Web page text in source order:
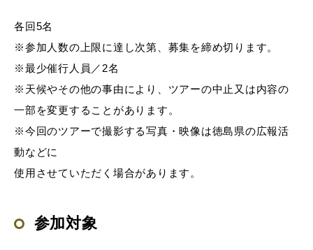
各回5名
※参加人数の上限に達し次第、募集を締め切ります。
※最少催行人員／2名
※天候やその他の事由により、ツアーの中止又は内容の
一部を変更することがあります。
※今回のツアーで撮影する写真・映像は徳島県の広報活
動などに
使用させていただく場合があります。
参加対象